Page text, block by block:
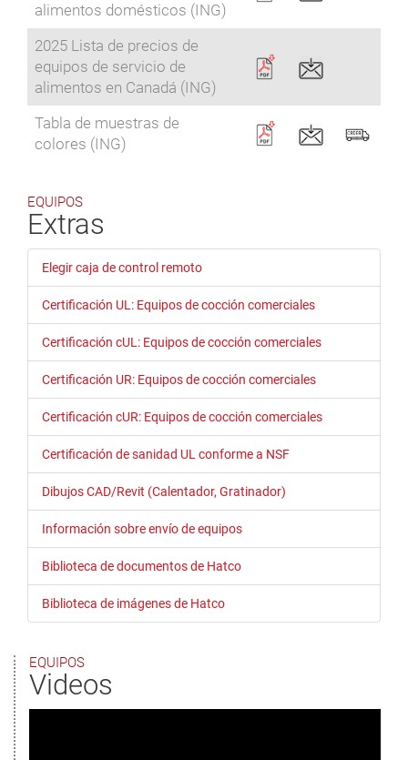
alimentos domésticos (ING)
2025 Lista de precios de
equipos de servicio de
alimentos en Canadá (ING)
Tabla de muestras de
colores (ING)
EQUIPOS
Extras
Elegir caja de control remoto
Certificación UL: Equipos de cocción comerciales
Certificación cUL: Equipos de cocción comerciales
Certificación UR: Equipos de cocción comerciales
Certificación cUR: Equipos de cocción comerciales
Certificación de sanidad UL conforme a NSF
Dibujos CAD/Revit (Calentador, Gratinador)
Información sobre envío de equipos
Biblioteca de documentos de Hatco
Biblioteca de imágenes de Hatco
EQUIPOS
Videos